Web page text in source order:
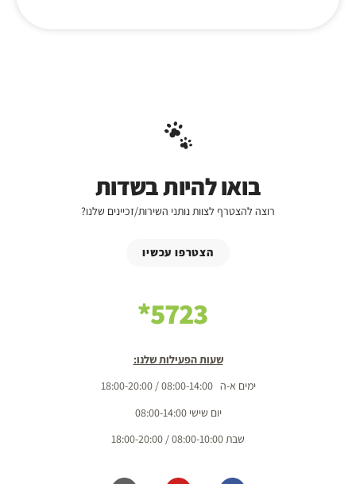
בואו להיות בשדות
רוצה להצטרף לצוות נותני השירות/זכיינים שלנו?
הצטרפו עכשיו
5723*
שעות הפעילות שלנו:
ימים א-ה 08:00-14:00 / 18:00-20:00
יום שישי 08:00-14:00
שבת 08:00-10:00 / 18:00-20:00